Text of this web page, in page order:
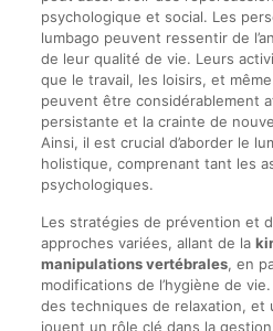
psychologique et social. Les
lumbago peuvent ressentir de
de leur qualité de vie. Leurs
que le travail, les loisirs, et
peuvent être considérablement
persistante et la crainte de
Ainsi, il est crucial d’aborder le
holistique, comprenant tant les
psychologiques.
Les stratégies de prévention et
approches variées, allant de la
manipulations vertébrales, en
modifications de l’hygiène de
des techniques de relaxation, et
jouent un rôle clé dans la